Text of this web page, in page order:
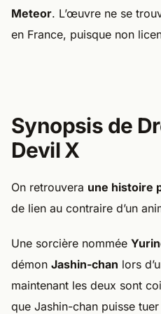
Meteor. L’œuvre ne se
en France, puisque non
Synopsis de
Devil X
On retrouvera une histoire
de lien au contraire d’un
Une sorcière nommée
démon Jashin-chan lors
maintenant les deux sont
que Jashin-chan puisse